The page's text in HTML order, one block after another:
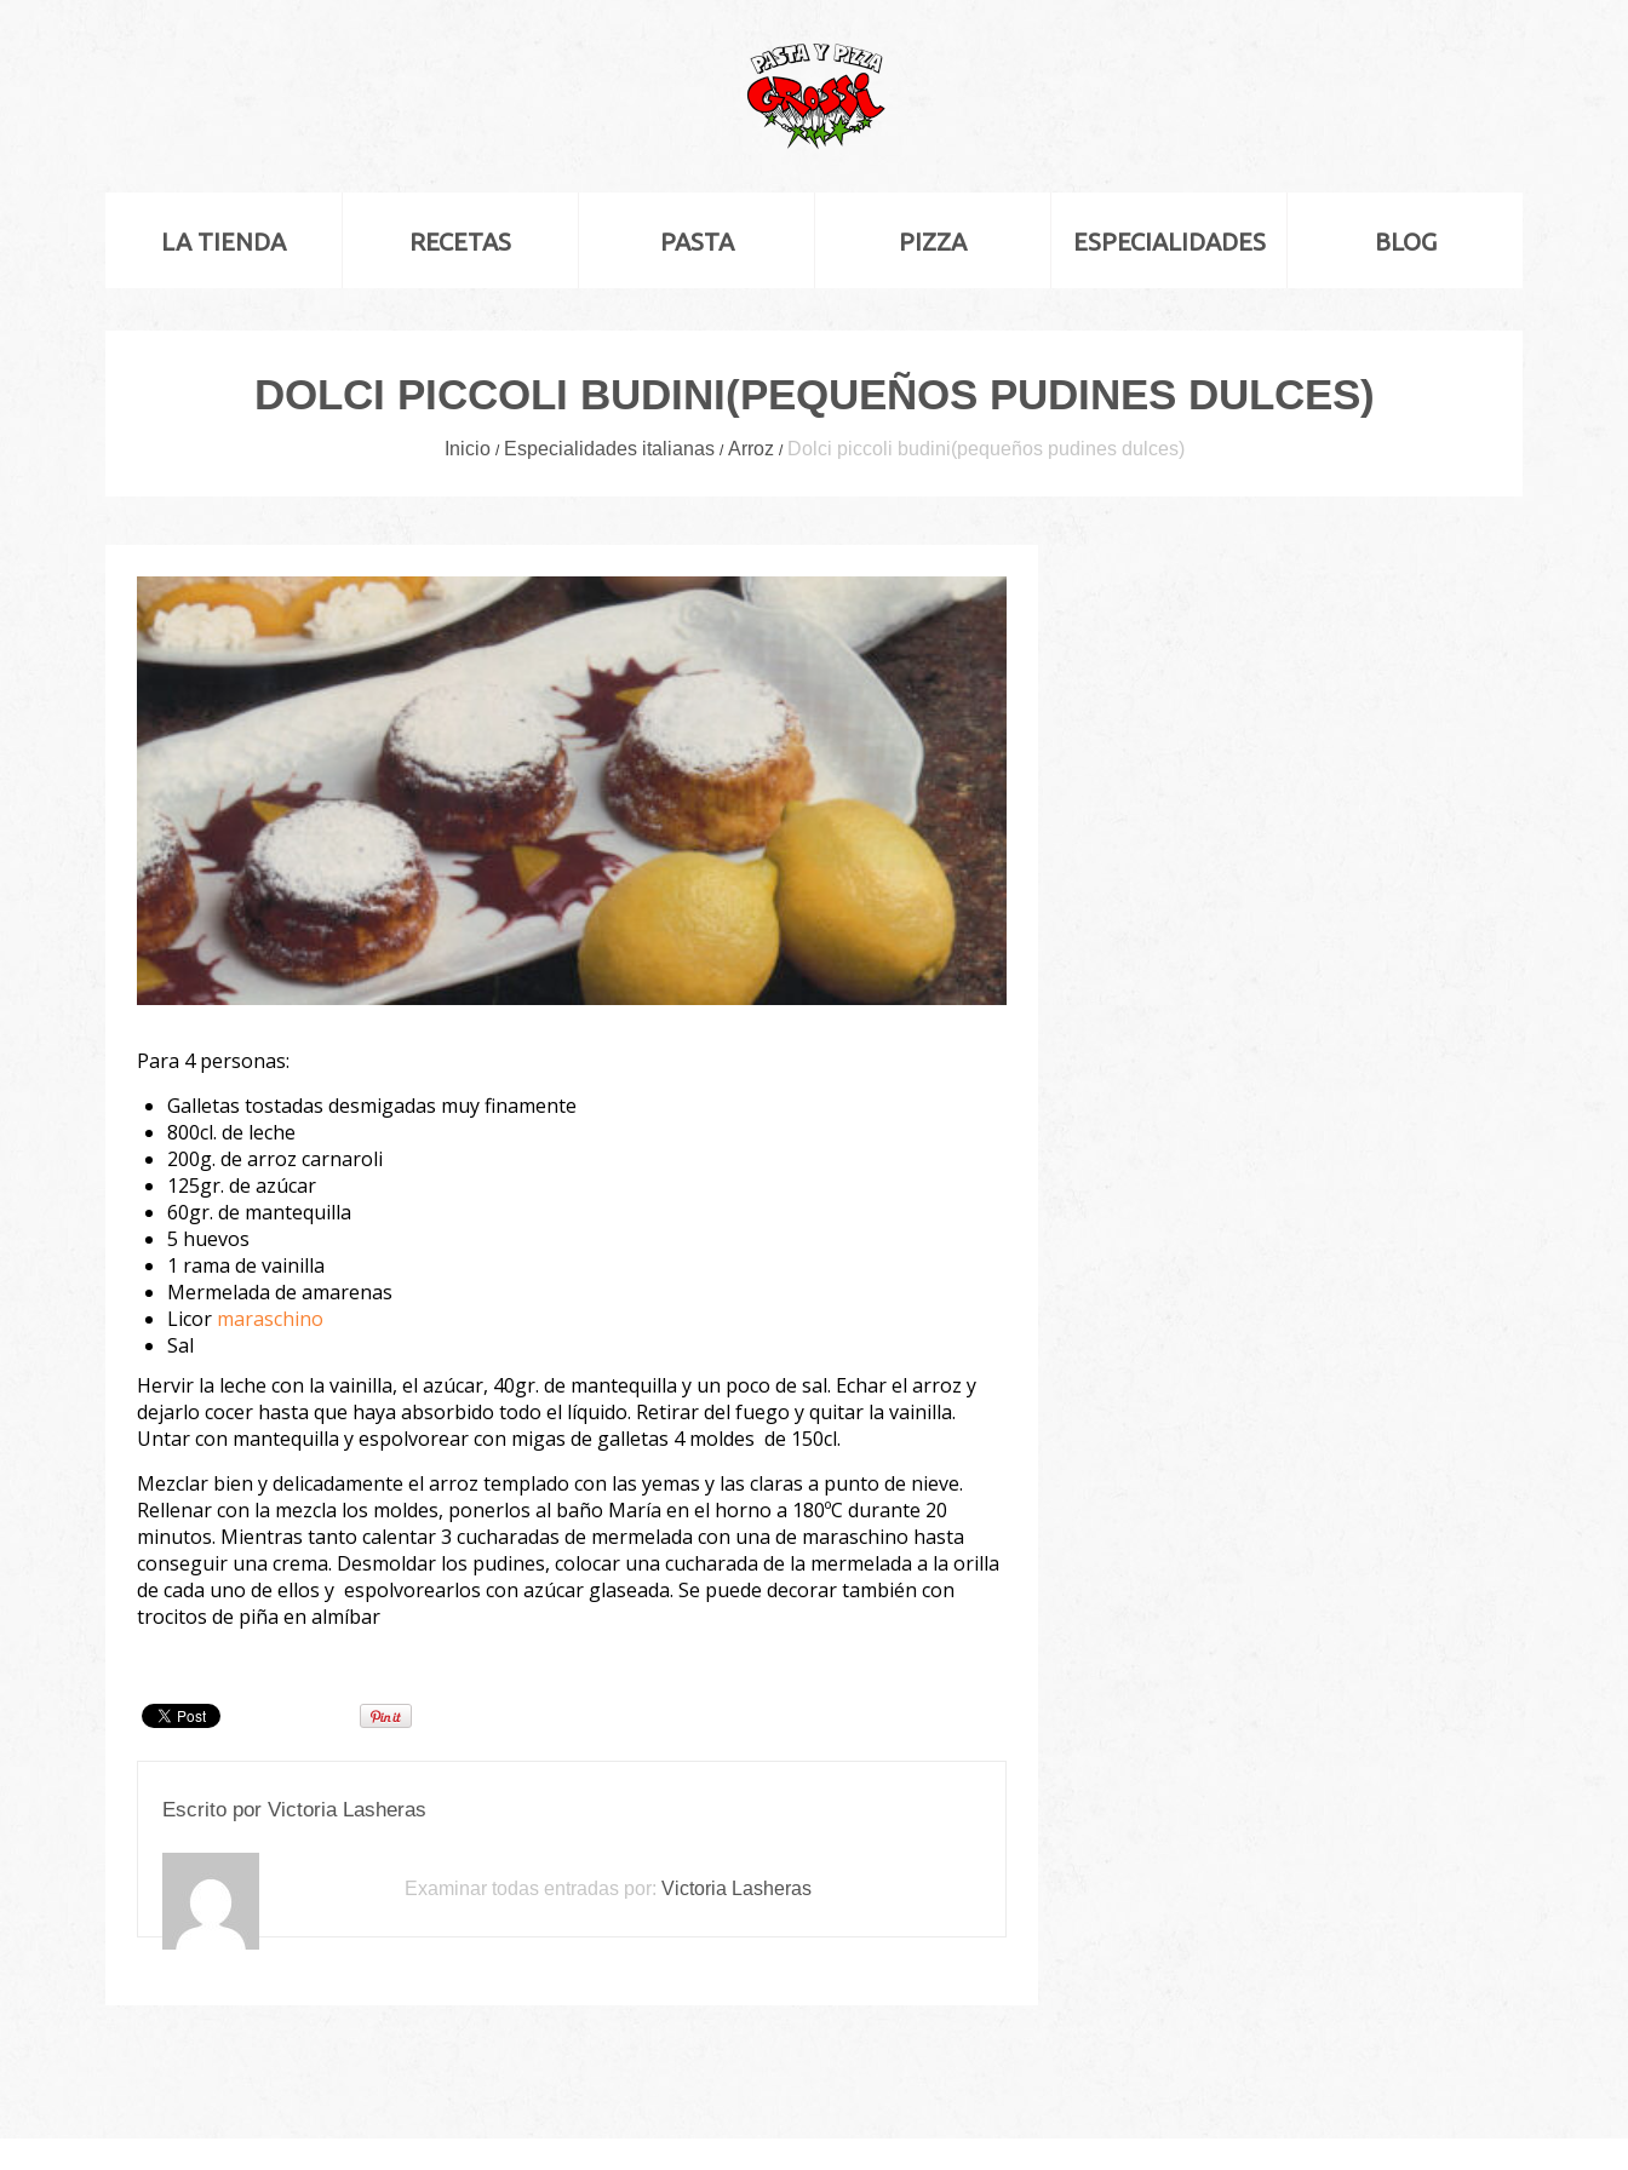
LA TIENDA RECETAS PASTA PIZZA ESPECIALIDADES BLOG
DOLCI PICCOLI BUDINI(PEQUEÑOS PUDINES DULCES)
Inicio Especialidades italianas Arroz Dolci piccoli budini(pequeños pudines dulces)
Para 4 personas:
Galletas tostadas desmigadas muy finamente
800cl. de leche
200g. de arroz carnaroli
125gr. de azúcar
60gr. de mantequilla
5 huevos
1 rama de vainilla
Mermelada de amarenas
Licor maraschino
Sal
Hervir la leche con la vainilla, el azúcar, 40gr. de mantequilla y un poco de sal. Echar el arroz y
dejarlo cocer hasta que haya absorbido todo el líquido. Retirar del fuego y quitar la vainilla.
Untar con mantequilla y espolvorear con migas de galletas 4 moldes de 150cl.
Mezclar bien y delicadamente el arroz templado con las yemas y las claras a punto de nieve.
Rellenar con la mezcla los moldes, ponerlos al baño María en el horno a 180ºC durante 20
minutos. Mientras tanto calentar 3 cucharadas de mermelada con una de maraschino hasta
conseguir una crema. Desmoldar los pudines, colocar una cucharada de la mermelada a la orilla
de cada uno de ellos y espolvorearlos con azúcar glaseada. Se puede decorar también con
trocitos de piña en almíbar
Escrito por Victoria Lasheras
Examinar todas entradas por: Victoria Lasheras